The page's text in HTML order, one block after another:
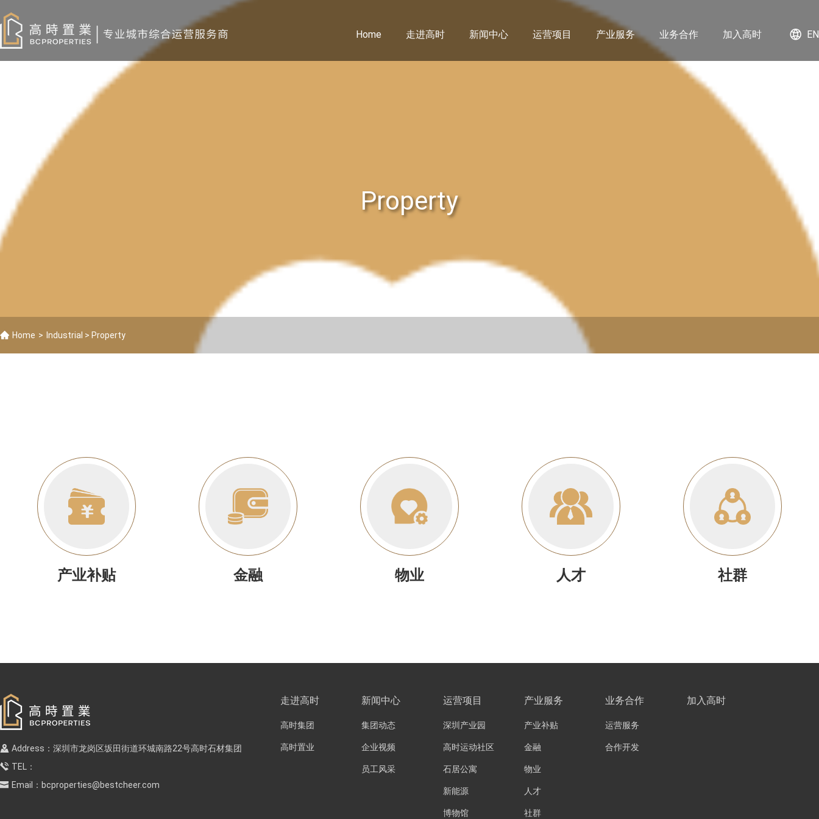
Home 走进高时 新闻中心 运营项目 产业服务 业务合作 加入高时 EN
Home > Industrial > Property
Property
产业补贴 金融 物业 人才 社群
Address：深圳市龙岗区坂田街道环城南路22号高时石材集团
TEL：
Email： bcproperties@bestcheer.com
走进高时
高时集团
高时置业
新闻中心
集团动态
企业视频
员工风采
运营项目
深圳产业园
高时运动社区
石居公寓
新能源
博物馆
产业服务
产业补贴
金融
物业
人才
社群
业务合作
运营服务
合作开发
加入高时